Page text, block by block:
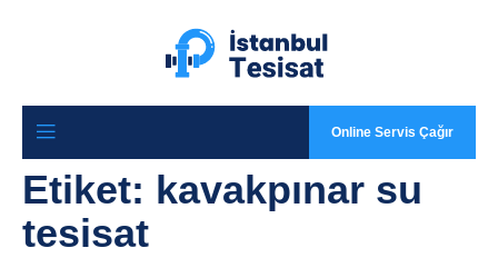
Online Servis Çağır
Etiket: kavakpınar su
tesisat